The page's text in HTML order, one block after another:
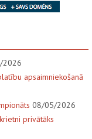
2026
apsaimniekošanā
08/05/2026
privātāks